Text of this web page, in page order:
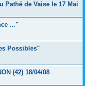
Pathé de Vaise le 17 Mai
..."
Possibles"
(42) 18/04/08